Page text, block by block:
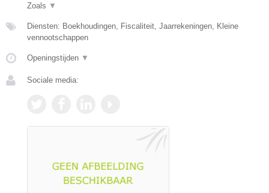
Zoals ▼
Diensten: Boekhoudingen, Fiscaliteit, Jaarrekeningen, Kleine
vennootschappen
Openingstijden ▼
Sociale media: